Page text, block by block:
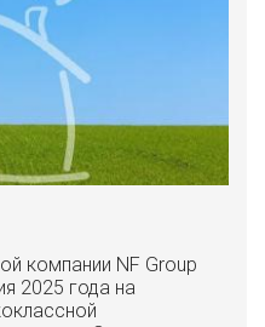
компании NF Group
2025 года на